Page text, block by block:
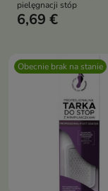
pielęgnacji stóp
6,69 €
Obecnie brak na stanie